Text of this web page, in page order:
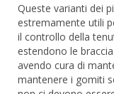
Queste varianti dei
estremamente utili
il controllo della
estendono le
avendo cura di
mantenere i gomiti